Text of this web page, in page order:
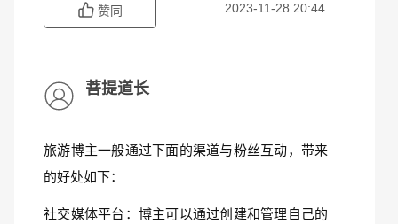
赞同 2023-11-28 20:44
菩提道长
旅游博主一般通过下面的渠道与粉丝互动，带来
的好处如下：
社交媒体平台：博主可以通过创建和管理自己的